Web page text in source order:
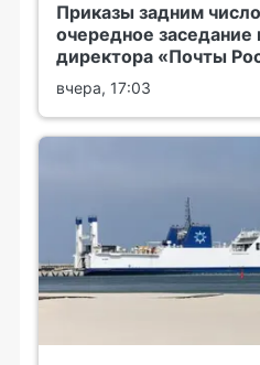
Приказы задним
очередное заседание
директора «Почты
вчера, 17:03